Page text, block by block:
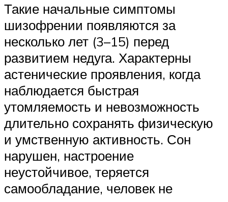
Такие начальные симптомы
шизофрении появляются за
несколько лет (3–15) перед
развитием недуга. Характерны
астенические проявления, когда
наблюдается быстрая
утомляемость и невозможность
длительно сохранять физическую
и умственную активность. Сон
нарушен, настроение
неустойчивое, теряется
самообладание, человек не